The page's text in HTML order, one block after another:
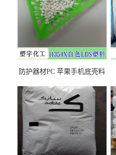
防护器材PC 苹果手机底壳料
之忧